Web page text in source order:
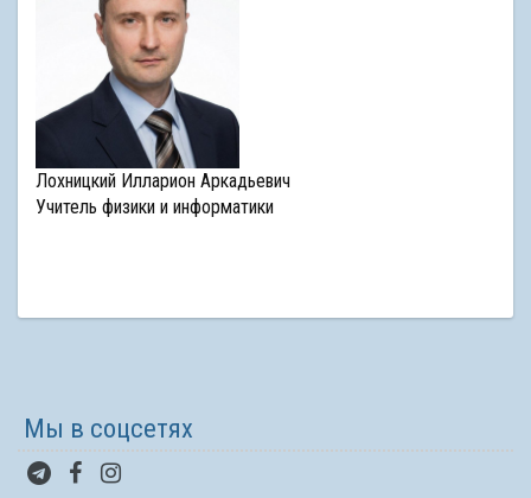
Лохницкий Илларион Аркадьевич
Учитель физики и информатики
Мы в соцсетях